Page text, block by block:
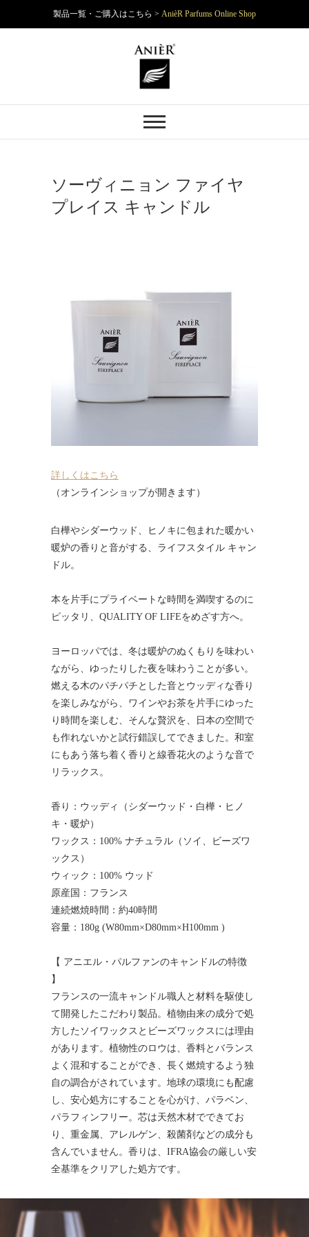
製品一覧・ご購入はこちら > AnièR Parfums Online Shop
AnièR Parfums
ソーヴィニョン ファイヤ
プレイス キャンドル
詳しくはこちら
（オンラインショップが開きます）
白樺やシダーウッド、ヒノキに包まれた暖かい
暖炉の香りと音がする、ライフスタイル キャン
ドル。
本を片手にプライベートな時間を満喫するのに
ピッタリ、QUALITY OF LIFEをめざす方へ。
ヨーロッパでは、冬は暖炉のぬくもりを味わい
ながら、ゆったりした夜を味わうことが多い。
燃える木のパチパチとした音とウッディな香り
を楽しみながら、ワインやお茶を片手にゆった
り時間を楽しむ、そんな贅沢を、日本の空間で
も作れないかと試行錯誤してできました。和室
にもあう落ち着く香りと線香花火のような音で
リラックス。
香り：ウッディ（シダーウッド・白樺・ヒノ
キ・暖炉）
ワックス：100% ナチュラル（ソイ、ビーズワ
ックス）
ウィック：100% ウッド
原産国：フランス
連続燃焼時間：約40時間
容量：180g (W80mm×D80mm×H100mm )
【 アニエル・パルファンのキャンドルの特徴
】
フランスの一流キャンドル職人と材料を駆使し
て開発したこだわり製品。植物由来の成分で処
方したソイワックスとビーズワックスには理由
があります。植物性のロウは、香料とバランス
よく混和することができ、長く燃焼するよう独
自の調合がされています。地球の環境にも配慮
し、安心処方にすることを心がけ、パラベン、
パラフィンフリー。芯は天然木材でできてお
り、重金属、アレルゲン、殺菌剤などの成分も
含んでいません。香りは、IFRA協会の厳しい安
全基準をクリアした処方です。